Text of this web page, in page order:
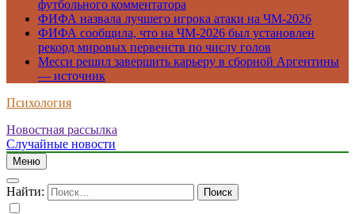
футбольного комментатора
ФИФА назвала лучшего игрока атаки на ЧМ-2026
ФИФА сообщила, что на ЧМ-2026 был установлен
рекорд мировых первенств по числу голов
Месси решил завершить карьеру в сборной Аргентины
— источник
Психология
Новостная рассылка
Случайные новости
Меню
Найти: